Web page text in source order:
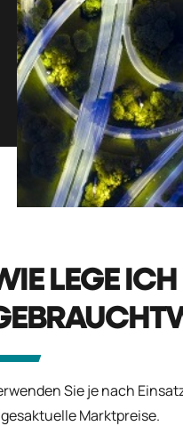
LEGE
Sie je nach
Marktpreise.